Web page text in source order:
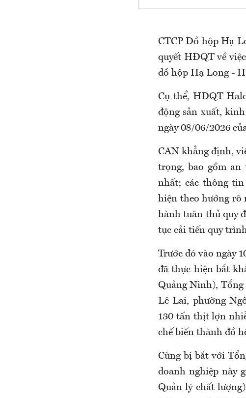
CTCP Đồ hộp Hạ
quyết HĐQT về
đồ hộp Hạ Long -
Cụ thể, HĐQT
động sản xuất,
ngày 08/06/2026
CAN khẳng định,
trọng, bao gồm an
nhất; các thông
hiện theo hướng rõ
hành tuân thủ quy
tục cải tiến quy
Trước đó vào ngày
đã thực hiện bắt
Quảng Ninh), Tổng
Lê Lai, phường
130 tấn thịt lợn
chế biến thành đồ
Cùng bị bắt với
doanh nghiệp này
Quản lý chất